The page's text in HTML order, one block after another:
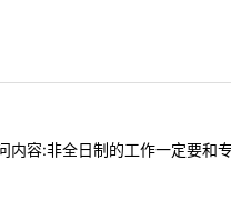
容:非全日制的工作一定要和